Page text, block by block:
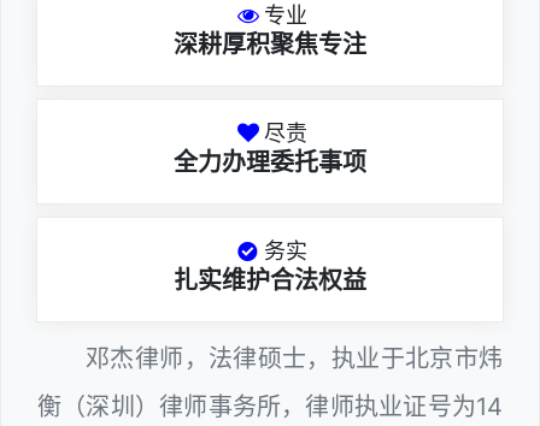
专业
深耕厚积聚焦专注
尽责
全力办理委托事项
务实
扎实维护合法权益
邓杰律师，法律硕士，执业于北京市炜
衡（深圳）律师事务所，律师执业证号为14